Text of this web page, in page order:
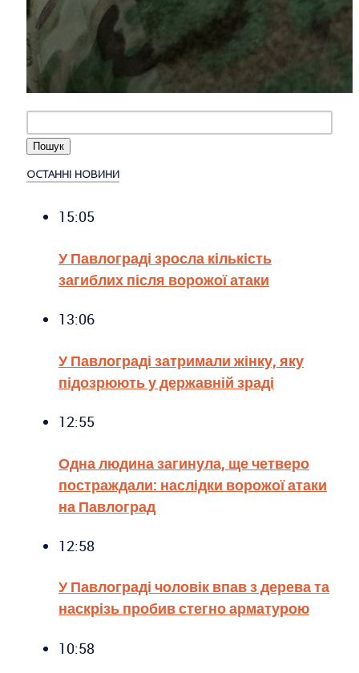
ОСТАННІ НОВИНИ
15:05
У Павлограді зросла кількість
загиблих після ворожої атаки
13:06
У Павлограді затримали жінку, яку
підозрюють у державній зраді
12:55
Одна людина загинула, ще четверо
постраждали: наслідки ворожої атаки
на Павлоград
12:58
У Павлограді чоловік впав з дерева та
наскрізь пробив стегно арматурою
10:58